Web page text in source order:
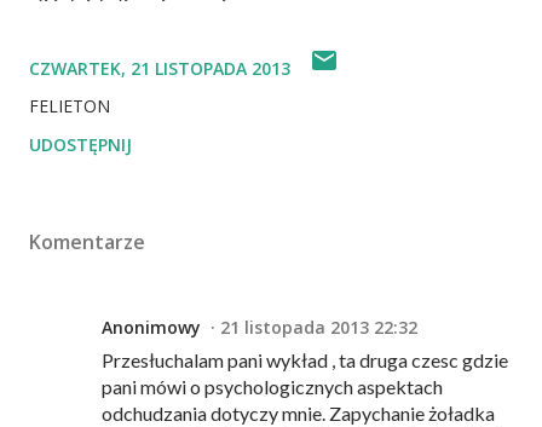
CZWARTEK, 21 LISTOPADA 2013
FELIETON
UDOSTĘPNIJ
Komentarze
Anonimowy
21 listopada 2013 22:32
Przesłuchalam pani wykład , ta druga czesc gdzie
pani mówi o psychologicznych aspektach
odchudzania dotyczy mnie. Zapychanie żoładka